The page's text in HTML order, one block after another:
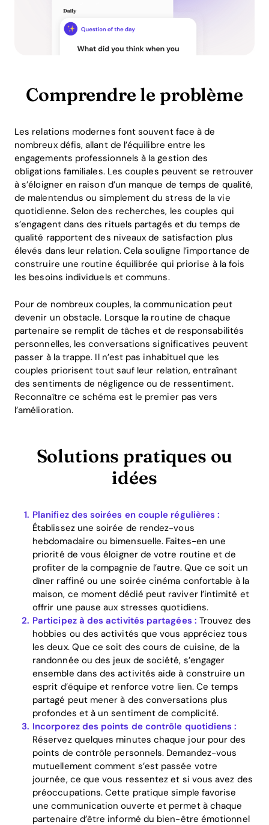
Comprendre le problème
Les relations modernes font souvent face à de
nombreux défis, allant de l’équilibre entre les
engagements professionnels à la gestion des
obligations familiales. Les couples peuvent se retrouver
à s’éloigner en raison d’un manque de temps de qualité,
de malentendus ou simplement du stress de la vie
quotidienne. Selon des recherches, les couples qui
s’engagent dans des rituels partagés et du temps de
qualité rapportent des niveaux de satisfaction plus
élevés dans leur relation. Cela souligne l’importance de
construire une routine équilibrée qui priorise à la fois
les besoins individuels et communs.
Pour de nombreux couples, la communication peut
devenir un obstacle. Lorsque la routine de chaque
partenaire se remplit de tâches et de responsabilités
personnelles, les conversations significatives peuvent
passer à la trappe. Il n’est pas inhabituel que les
couples priorisent tout sauf leur relation, entraînant
des sentiments de négligence ou de ressentiment.
Reconnaître ce schéma est le premier pas vers
l’amélioration.
Solutions pratiques ou
idées
Planifiez des soirées en couple régulières :
Établissez une soirée de rendez-vous
hebdomadaire ou bimensuelle. Faites-en une
priorité de vous éloigner de votre routine et de
profiter de la compagnie de l’autre. Que ce soit un
dîner raffiné ou une soirée cinéma confortable à la
maison, ce moment dédié peut raviver l’intimité et
offrir une pause aux stresses quotidiens.
Participez à des activités partagées : Trouvez des
hobbies ou des activités que vous appréciez tous
les deux. Que ce soit des cours de cuisine, de la
randonnée ou des jeux de société, s’engager
ensemble dans des activités aide à construire un
esprit d’équipe et renforce votre lien. Ce temps
partagé peut mener à des conversations plus
profondes et à un sentiment de complicité.
Incorporez des points de contrôle quotidiens :
Réservez quelques minutes chaque jour pour des
points de contrôle personnels. Demandez-vous
mutuellement comment s’est passée votre
journée, ce que vous ressentez et si vous avez des
préoccupations. Cette pratique simple favorise
une communication ouverte et permet à chaque
partenaire d’être informé du bien-être émotionnel